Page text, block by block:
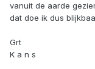
vanuit de aarde
dat doe ik dus
Grt
K a n s